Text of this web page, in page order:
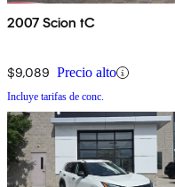
2007 Scion tC
$9,089 Precio alto
Incluye tarifas de conc.